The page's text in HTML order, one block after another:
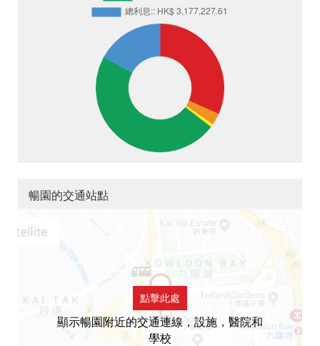
暢園的交通站點
點擊此處
顯示暢園附近的交通連線，設施，醫院和
學校